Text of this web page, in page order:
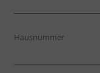
Hausnummer